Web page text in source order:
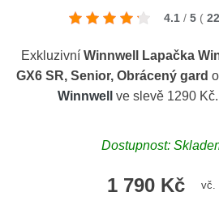
4.1 / 5 ( 22
Exkluzivní Winnwell Lapačka
GX6 SR, Senior, Obrácený gard
Winnwell
ve slevě 1290 Kč.
Dostupnost:
1 790 Kč vč.